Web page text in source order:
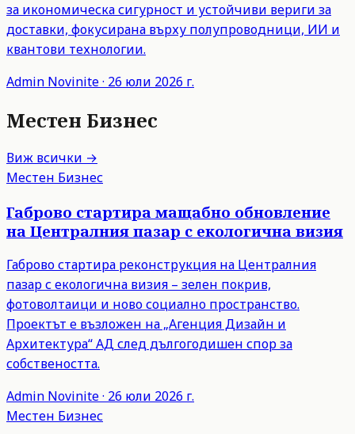
за икономическа сигурност и устойчиви вериги за
доставки, фокусирана върху полупроводници, ИИ и
квантови технологии.
Admin Novinite· 26 юли 2026 г.
Местен Бизнес
Виж всички →
Местен Бизнес
Габрово стартира мащабно обновление
на Централния пазар с екологична визия
Габрово стартира реконструкция на Централния
пазар с екологична визия – зелен покрив,
фотоволтаици и ново социално пространство.
Проектът е възложен на „Агенция Дизайн и
Архитектура“ АД след дългогодишен спор за
собствеността.
Admin Novinite· 26 юли 2026 г.
Местен Бизнес